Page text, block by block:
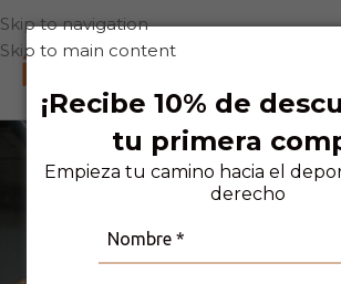
¡Recibe 10% de
tu primera
Empieza tu camino hacia el
derecho
Skip to navigation
Skip to main content
0